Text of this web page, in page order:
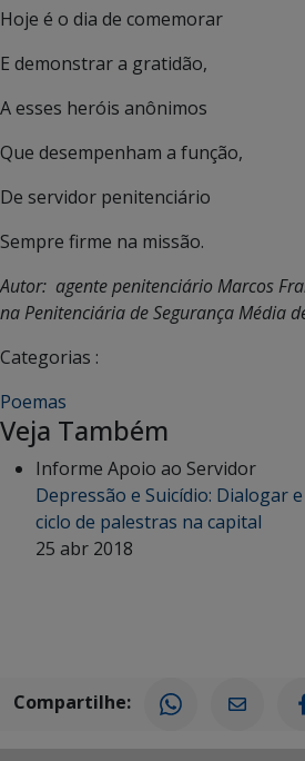
Hoje é o dia de comemorar
E demonstrar a gratidão,
A esses heróis anônimos
Que desempenham a função,
De servidor penitenciário
Sempre firme na missão.
Autor: agente penitenciário Marcos
na Penitenciária de Segurança Média
Categorias :
Poemas
Veja Também
Informe Apoio ao Servidor
Depressão e Suicídio: Dialogar
ciclo de palestras na capital
25 abr 2018
Compartilhe: